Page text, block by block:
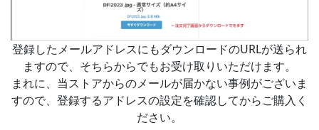
登録したメールアドレスにもダウンロードのURLが送られ
ますので、そちらからでもお受け取りいただけます。
まれに、当ストアからのメールが届かない事例がございま
すので、登録するアドレスの設定を確認してからご購入く
ださい。